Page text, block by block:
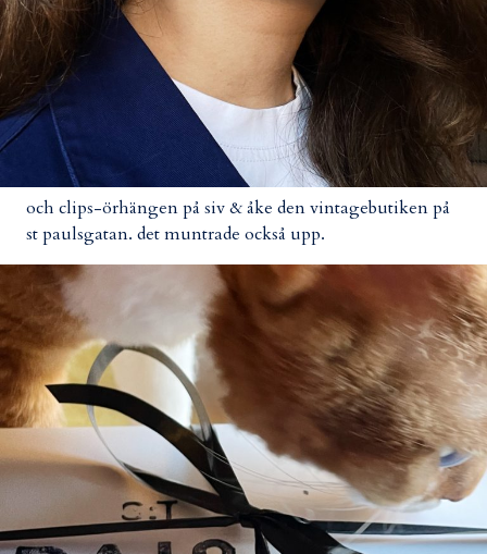
och clips-örhängen på siv & åke den vintagebutiken på
st paulsgatan. det muntrade också upp.